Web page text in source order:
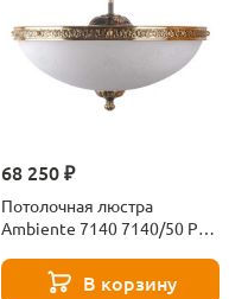
68 250 ₽
Потолочная люстра
Ambiente 7140 7140/50 PL
В корзину